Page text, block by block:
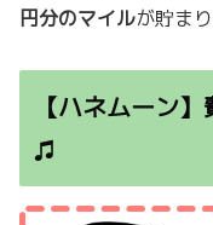
円分のマイルが貯ま
【ハネムーン
♫